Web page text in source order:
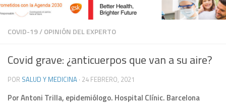
COVID-19/OPINIÓN DEL EXPERTO
Covid grave: ¿anticuerpos que van a su aire?
POR SALUD Y MEDICINA · 24 FEBRERO, 2021
Por Antoni Trilla, epidemiólogo. Hospital Clínic. Barcelona